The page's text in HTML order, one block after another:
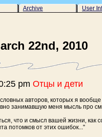
Archive User
22nd, 2010
pm Отцы и дети
авторов, которых я
занимавшую меня мысль про
что и смысл вашей жизни, как
потомков от этих ошибок..."